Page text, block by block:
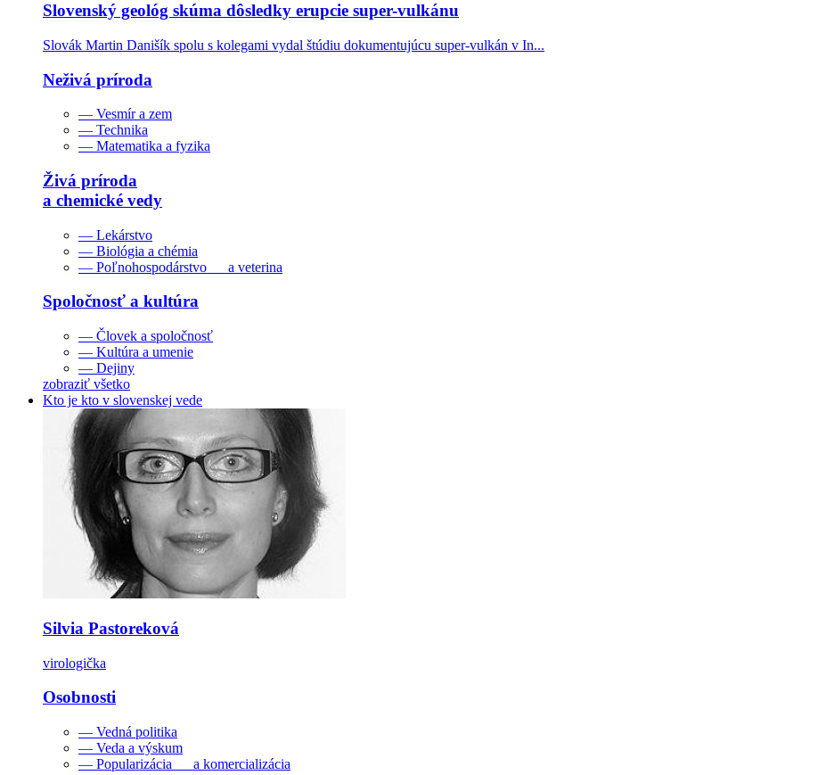
Slovenský geológ skúma dôsledky erupcie super-vulkánu
Slovák Martin Danišík spolu s kolegami vydal štúdiu dokumentujúcu super-vulkán v In...
Neživá príroda
— Vesmír a zem
— Technika
— Matematika a fyzika
Živá príroda
a chemické vedy
— Lekárstvo
— Biológia a chémia
— Poľnohospodárstvo a veterina
Spoločnosť a kultúra
— Človek a spoločnosť
— Kultúra a umenie
— Dejiny
zobraziť všetko
Kto je kto v slovenskej vede
Silvia Pastoreková
virologička
Osobnosti
— Vedná politika
— Veda a výskum
— Popularizácia a komercializácia